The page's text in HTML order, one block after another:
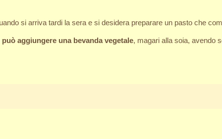
si arriva tardi la sera e si desidera preparare un pasto che
può aggiungere una bevanda vegetale, magari alla soia, avendo